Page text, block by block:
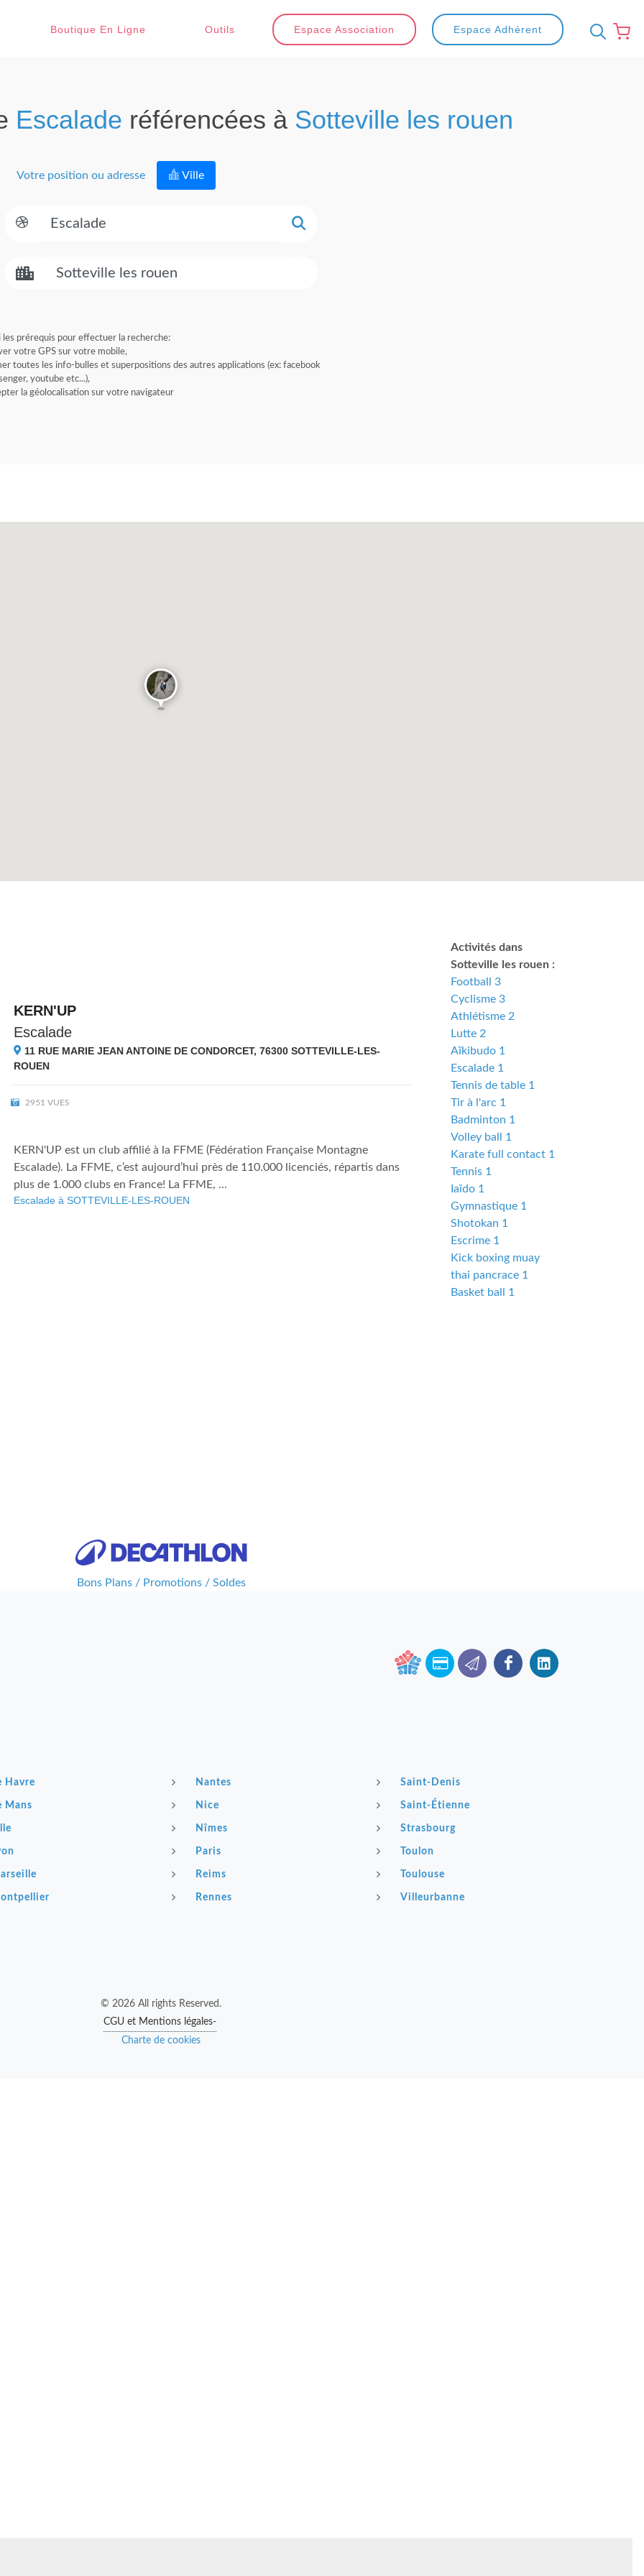
Boutique En Ligne Outils Espace Association Espace Adhérent
Escalade référencées à Sotteville les rouen
Votre position ou adresse Ville
les prérequis pour effectuer la recherche:
votre GPS sur votre mobile,
toutes les info-bulles et superpositions des autres applications (ex: facebook
youtube etc...),
la géolocalisation sur votre navigateur
KERN'UP
Escalade
11 RUE MARIE JEAN ANTOINE DE CONDORCET, 76300SOTTEVILLE-LES-
ROUEN
2951 VUES
KERN'UP est un club affilié à la FFME (Fédération Française Montagne
Escalade). La FFME, c’est aujourd’hui près de 110.000 licenciés, répartis dans
plus de 1.000 clubs en France! La FFME, ...
Escalade à SOTTEVILLE-LES-ROUEN
Activités dans
Sotteville les rouen :
Football 3
Cyclisme 3
Athlétisme 2
Lutte 2
Aïkibudo 1
Escalade 1
Tennis de table 1
Tir à l'arc 1
Badminton 1
Volley ball 1
Karate full contact 1
Tennis 1
Iaïdo 1
Gymnastique 1
Shotokan 1
Escrime 1
Kick boxing muay
thai pancrace 1
Basket ball 1
Bons Plans / Promotions / Soldes
Havre
Mans
Nantes
Nice
Nîmes
Paris
Reims
Rennes
Saint-Denis
Saint-Étienne
Strasbourg
Toulon
Toulouse
Villeurbanne
© 2026 All rights Reserved.
CGU et Mentions légales-
Charte de cookies